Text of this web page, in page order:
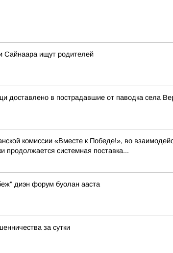
Сайнаара ищут родителей
доставлено в пострадавшие от паводка села
комиссии «Вместе к Победе!», во
продолжается системная поставка...
диэн форум буолан ааста
за сутки